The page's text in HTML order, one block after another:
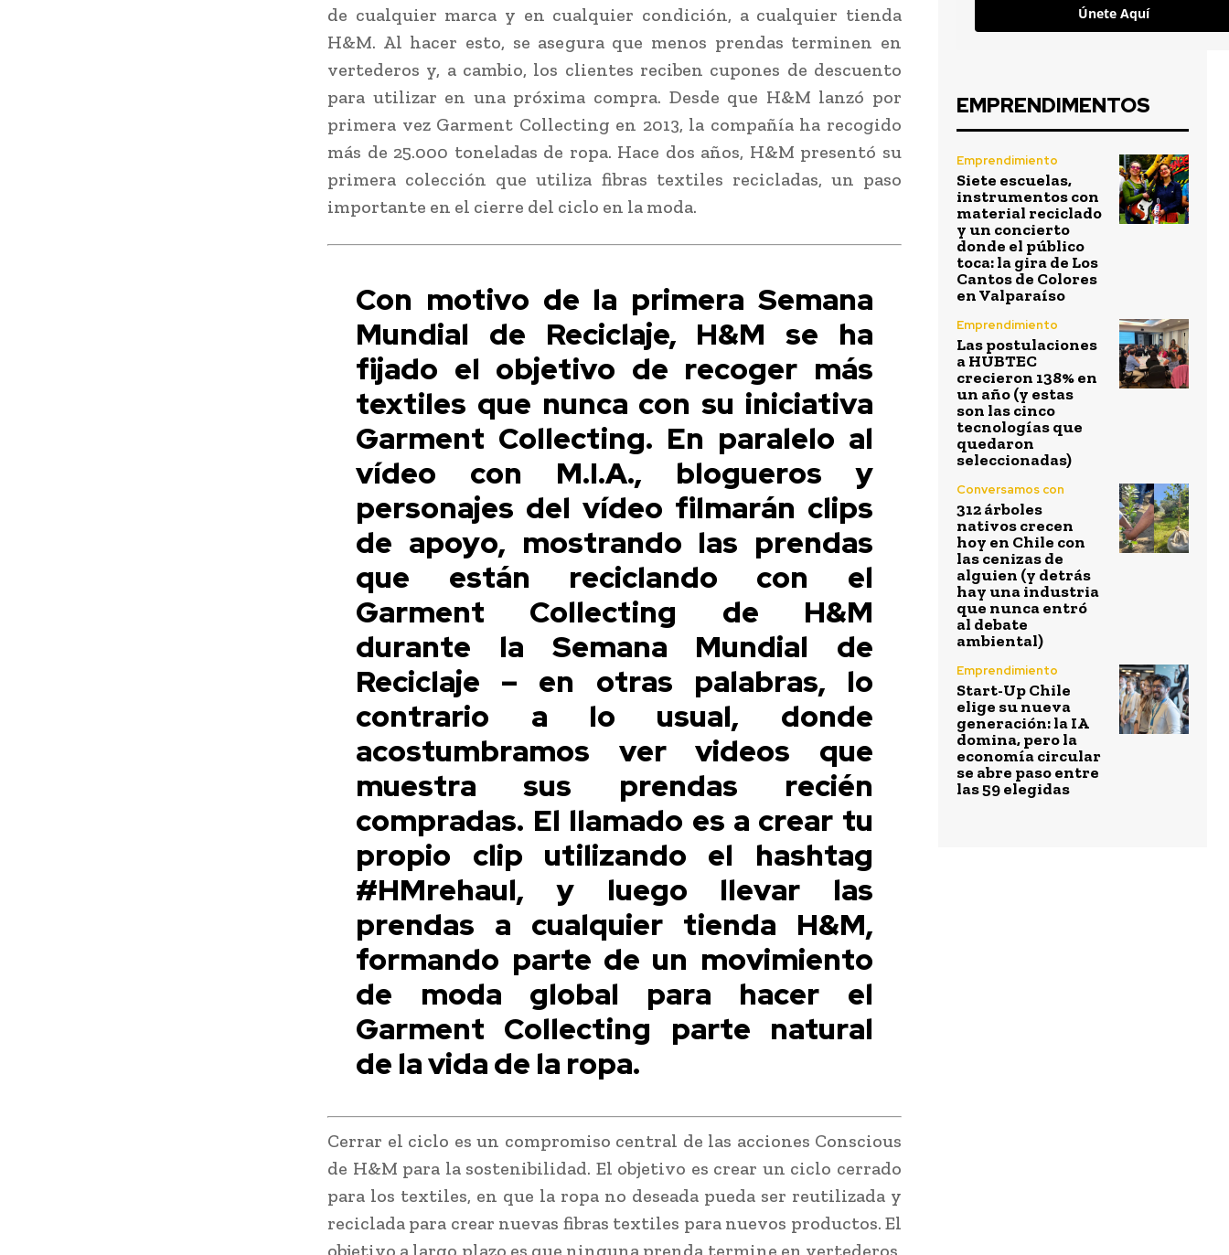
de cualquier marca y en cualquier condición, a cualquier tienda
H&M. Al hacer esto, se asegura que menos prendas terminen en
vertederos y, a cambio, los clientes reciben cupones de descuento
para utilizar en una próxima compra. Desde que H&M lanzó por
primera vez Garment Collecting en 2013, la compañía ha recogido
más de 25.000 toneladas de ropa. Hace dos años, H&M presentó su
primera colección que utiliza fibras textiles recicladas, un paso
importante en el cierre del ciclo en la moda.
Con motivo de la primera Semana
Mundial de Reciclaje, H&M se ha
fijado el objetivo de recoger más
textiles que nunca con su iniciativa
Garment Collecting. En paralelo al
vídeo con M.I.A., blogueros y
personajes del vídeo filmarán clips
de apoyo, mostrando las prendas
que están reciclando con el
Garment Collecting de H&M
durante la Semana Mundial de
Reciclaje – en otras palabras, lo
contrario a lo usual, donde
acostumbramos ver videos que
muestra sus prendas recién
compradas. El llamado es a crear tu
propio clip utilizando el hashtag
#HMrehaul, y luego llevar las
prendas a cualquier tienda H&M,
formando parte de un movimiento
de moda global para hacer el
Garment Collecting parte natural
de la vida de la ropa.
Cerrar el ciclo es un compromiso central de las acciones Conscious
de H&M para la sostenibilidad. El objetivo es crear un ciclo cerrado
para los textiles, en que la ropa no deseada pueda ser reutilizada y
reciclada para crear nuevas fibras textiles para nuevos productos. El
Únete Aquí
EMPRENDIMENTOS
Emprendimiento
Siete escuelas,
instrumentos con
material reciclado
y un concierto
donde el público
toca: la gira de Los
Cantos de Colores
en Valparaíso
Emprendimiento
Las postulaciones
a HUBTEC
crecieron 138% en
un año (y estas
son las cinco
tecnologías que
quedaron
seleccionadas)
Conversamos con
312 árboles
nativos crecen
hoy en Chile con
las cenizas de
alguien (y detrás
hay una industria
que nunca entró
al debate
ambiental)
Emprendimiento
Start-Up Chile
elige su nueva
generación: la IA
domina, pero la
economía circular
se abre paso entre
las 59 elegidas